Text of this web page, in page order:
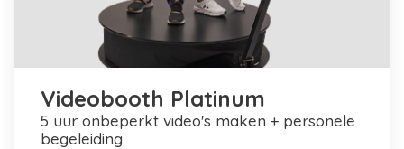
Videobooth Platinum
5 uur onbeperkt video's maken + personele
begeleiding